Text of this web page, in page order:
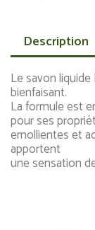
Description
Le savon
bienfaisant.
La formule est
pour ses
emollientes et
apportent
une sensation